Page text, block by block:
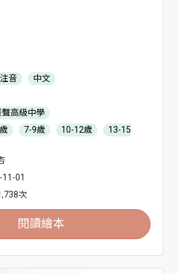
音
中文
高級中學
7-9歲 10-12歲
13-15
01
次
閱讀繪本